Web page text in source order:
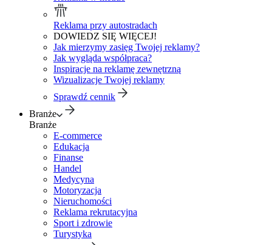
Reklama przy autostradach
DOWIEDZ SIĘ WIĘCEJ!
Jak mierzymy zasięg Twojej reklamy?
Jak wygląda współpraca?
Inspiracje na reklamę zewnętrzną
Wizualizacje Twojej reklamy
Sprawdź cennik
Branże
Branże
E-commerce
Edukacja
Finanse
Handel
Medycyna
Motoryzacja
Nieruchomości
Reklama rekrutacyjna
Sport i zdrowie
Turystyka